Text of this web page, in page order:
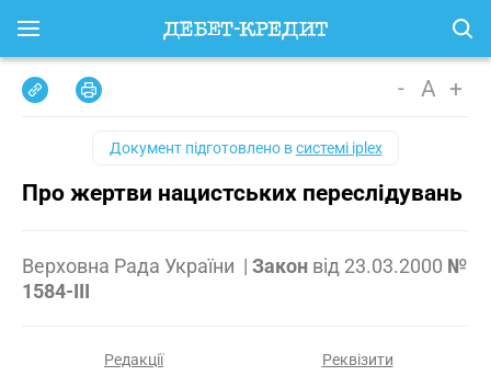
- A +
Документ підготовлено всистемі iplex
Про жертви нацистських переслідувань
Верховна Рада України | Закон від 23.03.2000 №
1584-III
Редакції Реквізити